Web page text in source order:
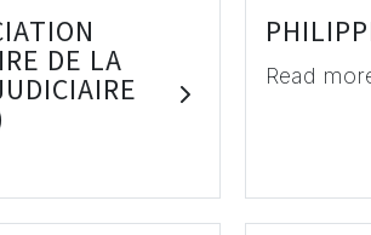
DE LA Read